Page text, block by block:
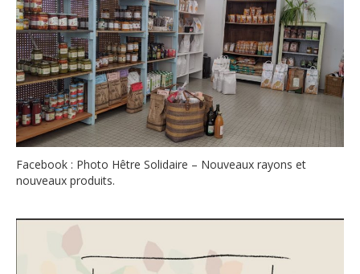
Facebook : Photo Hêtre Solidaire – Nouveaux rayons et
nouveaux produits.